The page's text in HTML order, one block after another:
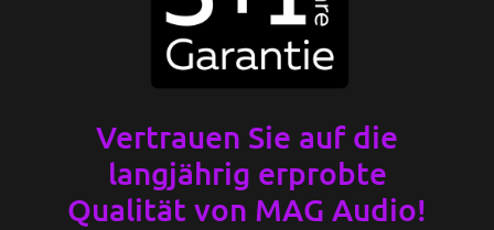
Vertrauen Sie auf die
langjährig erprobte
Qualität von MAG Audio!